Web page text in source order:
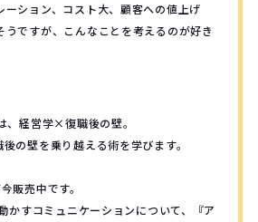
ーション、コスト大、顧客への値上げ
うですが、こんなことを考えるのが好き
、経営学×復職後の壁。
の壁を乗り越える術を学びます。
販売中です。
かすコミュニケーションについて、『ア